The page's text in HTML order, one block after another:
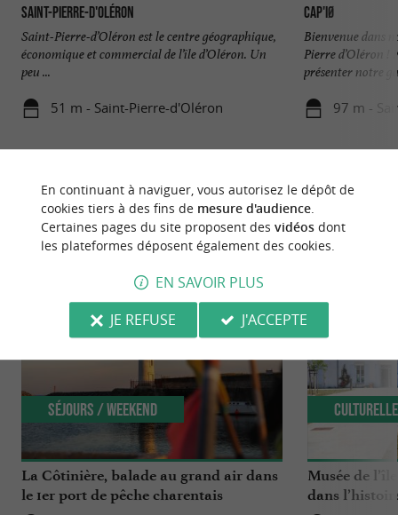
Saint-Pierre-d'Oléron
Saint-Pierre-d’Oléron est le centre géographique,
économique et commercial de l’île d’Oléron. Un
peu ...
51 m - Saint-Pierre-d'Oléron
CAP'IØ
Bienvenue dans
Pierre d’Oléron !
présenter notre
97 m -
NOUS AVONS TESTÉPOUR VOUS
La Côtinière, balade au grand air dans
le 1er port de pêche charentais
Séjours / Weekend
Musée de
dans
Culturelle
En continuant à naviguer, vous autorisez le dépôt de
cookies tiers à des fins de mesure d'audience.
Certaines pages du site proposent des vidéosdont
les plateformes déposent également des cookies.
EN SAVOIR PLUS
JE REFUSE
J'ACCEPTE